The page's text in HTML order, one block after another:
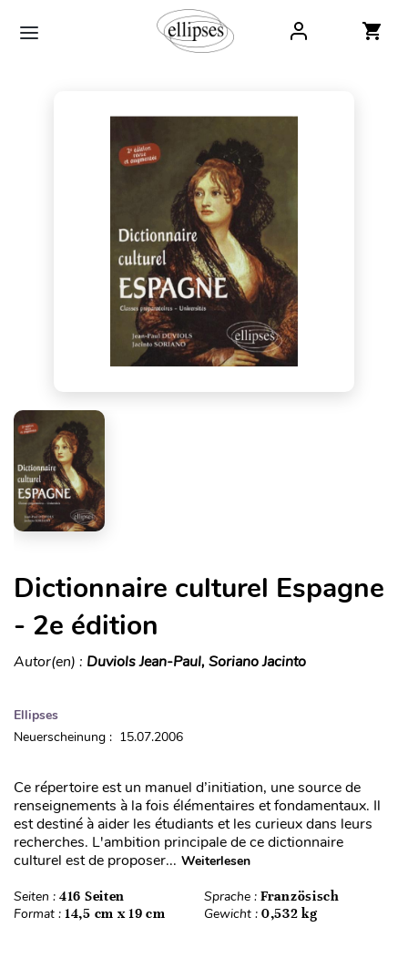
Dictionnaire culturel Espagne
- 2e édition
Autor(en) : Duviols Jean-Paul, Soriano Jacinto
Ellipses
Neuerscheinung : 15.07.2006
Ce répertoire est un manuel d’initiation, une source de
renseignements à la fois élémentaires et fondamentaux. Il
est destiné à aider les étudiants et les curieux dans leurs
recherches. L'ambition principale de ce dictionnaire
culturel est de proposer... Weiterlesen
Seiten : 416 Seiten Sprache : Französisch
Format : 14,5 cm x 19 cm Gewicht : 0,532 kg